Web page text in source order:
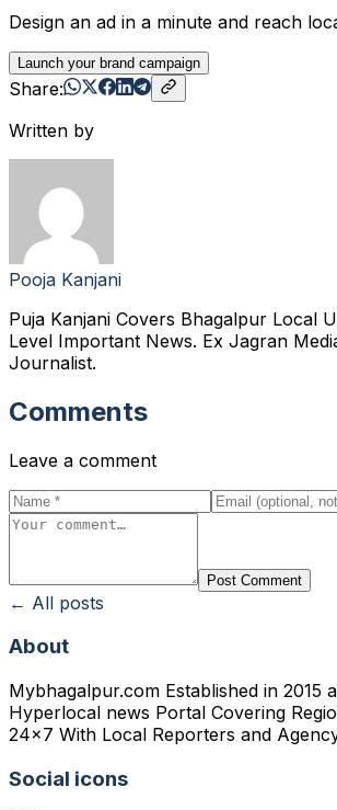
Design an ad in a minute and reach
Launch your brand campaign
Share:
Written by
Pooja Kanjani
Puja Kanjani Covers Bhagalpur Local
Level Important News. Ex Jagran
Journalist.
Comments
Leave a comment
Post Comment
← All posts
About
Mybhagalpur.com Established in 2015
Hyperlocal news Portal Covering
24x7 With Local Reporters and
Social icons